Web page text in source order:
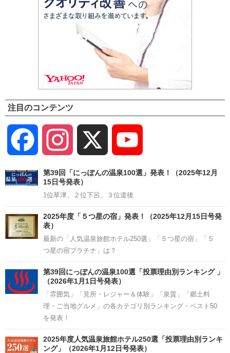
注目のコンテンツ
Facebook Instagram
Channel
第39回「にっぽんの温泉100選」発表！（2025年12月
15日号発表）
1位草津、２位下呂、３位道後
2025年度「５つ星の宿」発表！（2025年12月15日号発
表）
最新の「人気温泉旅館ホテル250選」「５つ星の宿」「５
つ星の宿プラチナ」は？
第39回にっぽんの温泉100選「投票理由別ランキング 」
（2026年1月1日号発表）
「雰囲気」「見所・レジャー＆体験」「泉質」「郷土料
理・ご当地グルメ」の各カテゴリ別ランキング・ベスト50
を発表！
2025年度人気温泉旅館ホテル250選「投票理由別ランキ
ング」（2026年1月12日号発表）